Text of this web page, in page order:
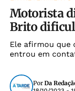
Motorista
Brito
Ele afirmou que
entrou em
Por Da